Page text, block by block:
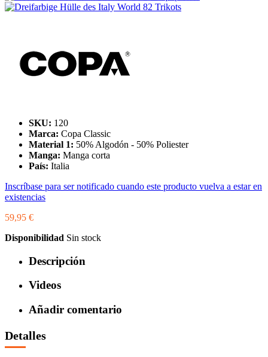
SKU: 120
Marca: Copa Classic
Material 1: 50% Algodón - 50% Poliester
Manga: Manga corta
País: Italia
Inscríbase para ser notificado cuando este producto vuelva a estar en
existencias
59,95 €
Disponibilidad Sin stock
Descripción
Videos
Añadir comentario
Detalles